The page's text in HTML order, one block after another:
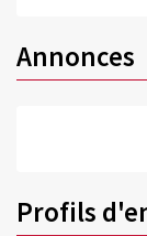
Annonces
Profils